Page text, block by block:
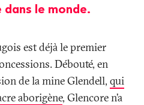
dans le monde.
est déjà le premier
Débouté, en
de la mine Glendell, qui
aborigène, Glencore n’a